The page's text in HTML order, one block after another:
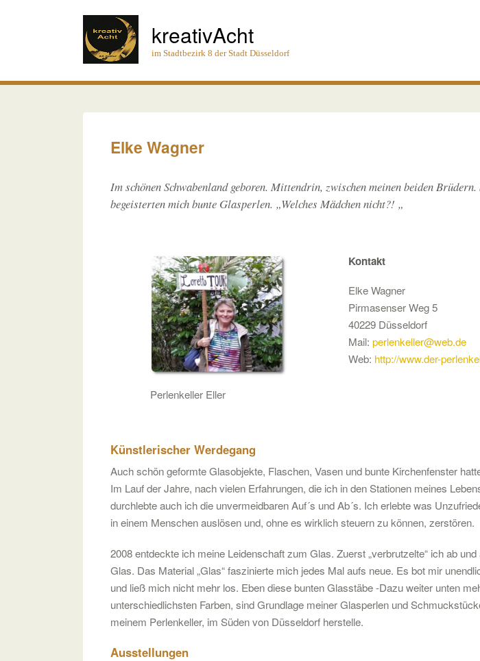
kreativAcht
im Stadtbezirk 8 der Stadt Düsseldorf
Elke Wagner
Im schönen Schwabenland geboren. Mittendrin, zwischen meinen beiden
begeisterten mich bunte Glasperlen. „Welches Mädchen nicht?! „
Perlenkeller Eller
Kontakt
Elke Wagner
Pirmasenser Weg 5
40229 Düsseldorf
Mail:perlenkeller@web.de
Web: http://www.der-
Künstlerischer Werdegang
Auch schön geformte Glasobjekte, Flaschen, Vasen und bunte Kirchenfenster
Im Lauf der Jahre, nach vielen Erfahrungen, die ich in den Stationen meines
durchlebte auch ich die unvermeidbaren Auf´s und Ab´s. Ich erlebte was
in einem Menschen auslösen und, ohne es wirklich steuern zu können, zerstören.
2008 entdeckte ich meine Leidenschaft zum Glas. Zuerst „verbrutzelte“ ich ab
Glas. Das Material „Glas“ faszinierte mich jedes Mal aufs neue. Es bot mir
und ließ mich nicht mehr los. Eben diese bunten Glasstäbe -Dazu weiter unten
unterschiedlichsten Farben, sind Grundlage meiner Glasperlen und
meinem Perlenkeller, im Süden von Düsseldorf herstelle.
Ausstellungen